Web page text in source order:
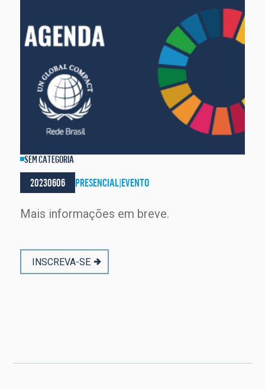
SEM CATEGORIA
20230606 PRESENCIAL|EVENTO
Mais informações em breve.
INSCREVA-SE